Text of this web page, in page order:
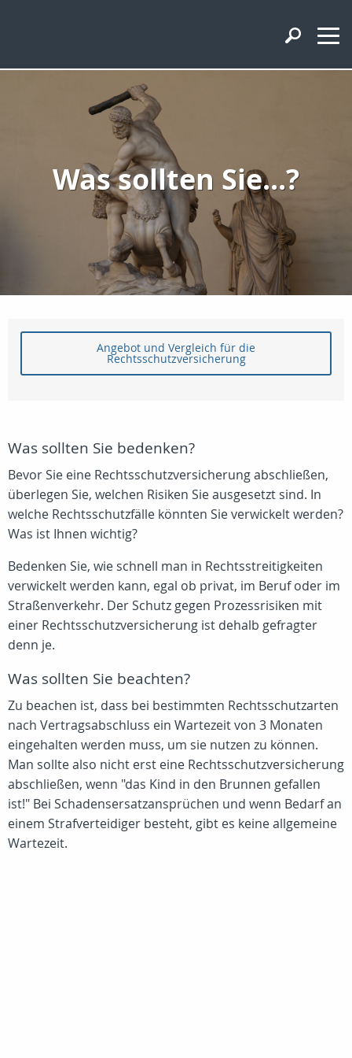
Was sollten Sie...?
Angebot und Vergleich für die
Rechtsschutzversicherung
Was sollten Sie bedenken?
Bevor Sie eine Rechtsschutzversicherung abschließen,
überlegen Sie, welchen Risiken Sie ausgesetzt sind. In
welche Rechtsschutzfälle könnten Sie verwickelt werden?
Was ist Ihnen wichtig?
Bedenken Sie, wie schnell man in Rechtsstreitigkeiten
verwickelt werden kann, egal ob privat, im Beruf oder im
Straßenverkehr. Der Schutz gegen Prozessrisiken mit
einer Rechtsschutzversicherung ist dehalb gefragter
denn je.
Was sollten Sie beachten?
Zu beachen ist, dass bei bestimmten Rechtsschutzarten
nach Vertragsabschluss ein Wartezeit von 3 Monaten
eingehalten werden muss, um sie nutzen zu können.
Man sollte also nicht erst eine Rechtsschutzversicherung
abschließen, wenn "das Kind in den Brunnen gefallen
ist!" Bei Schadensersatzansprüchen und wenn Bedarf an
einem Strafverteidiger besteht, gibt es keine allgemeine
Wartezeit.